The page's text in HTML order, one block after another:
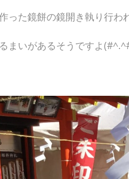
った鏡餅の鏡開き執り行わ
まいがあるそうですよ